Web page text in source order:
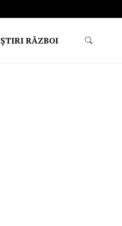
ŞTIRI RĂZBOI